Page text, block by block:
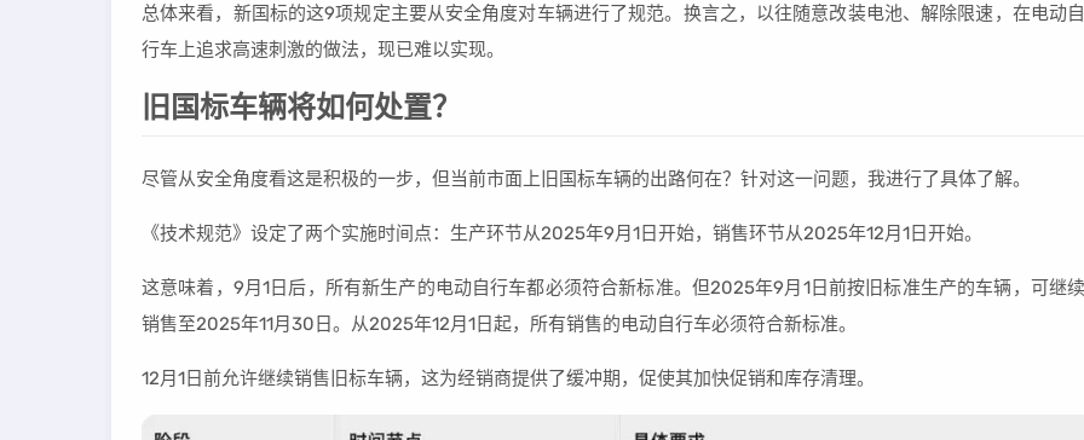
总体来看，新国标的这9项规定主要从安全角度对车辆进行了规范。换言之，以往随意改装电池、解除限速，在电动自
行车上追求高速刺激的做法，现已难以实现。
旧国标车辆将如何处置？
尽管从安全角度看这是积极的一步，但当前市面上旧国标车辆的出路何在？针对这一问题，我进行了具体了解。
《技术规范》设定了两个实施时间点：生产环节从2025年9月1日开始，销售环节从2025年12月1日开始。
这意味着，9月1日后，所有新生产的电动自行车都必须符合新标准。但2025年9月1日前按旧标准生产的车辆，可继续
销售至2025年11月30日。从2025年12月1日起，所有销售的电动自行车必须符合新标准。
12月1日前允许继续销售旧标车辆，这为经销商提供了缓冲期，促使其加快促销和库存清理。